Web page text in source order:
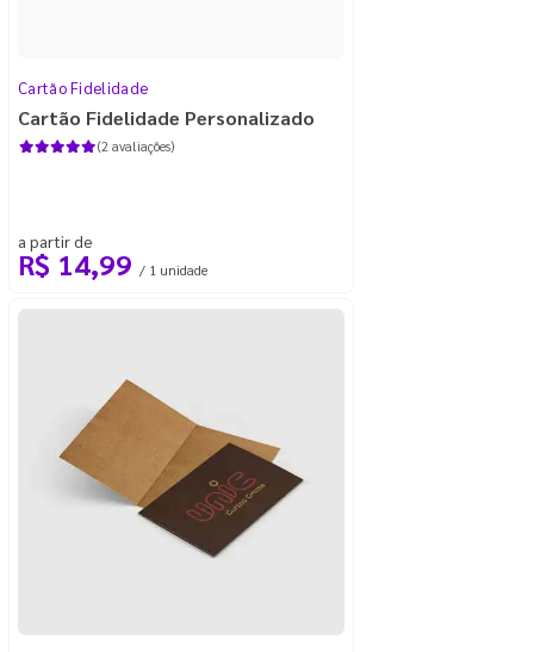
Cartão Fidelidade
Cartão Fidelidade Personalizado
(2 avaliações)
a partir de
R$ 14,99 / 1 unidade